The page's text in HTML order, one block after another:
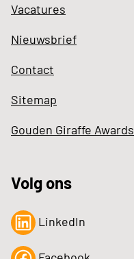
Vacatures
Nieuwsbrief
Contact
Sitemap
Gouden Giraffe Awards
Volg ons
LinkedIn